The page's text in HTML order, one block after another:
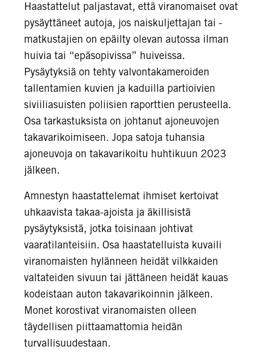
Haastattelut paljastavat, että viranomaiset ovat
pysäyttäneet autoja, jos naiskuljettajan tai -
matkustajien on epäilty olevan autossa ilman
huivia tai “epäsopivissa” huiveissa.
Pysäytyksiä on tehty valvontakameroiden
tallentamien kuvien ja kaduilla partioivien
siviiliasuisten poliisien raporttien perusteella.
Osa tarkastuksista on johtanut ajoneuvojen
takavarikoimiseen. Jopa satoja tuhansia
ajoneuvoja on takavarikoitu huhtikuun 2023
jälkeen.
Amnestyn haastattelemat ihmiset kertoivat
uhkaavista takaa-ajoista ja äkillisistä
pysäytyksistä, jotka toisinaan johtivat
vaaratilanteisiin. Osa haastatelluista kuvaili
viranomaisten hylänneen heidät vilkkaiden
valtateiden sivuun tai jättäneen heidät kauas
kodeistaan auton takavarikoinnin jälkeen.
Monet korostivat viranomaisten olleen
täydellisen piittaamattomia heidän
turvallisuudestaan.